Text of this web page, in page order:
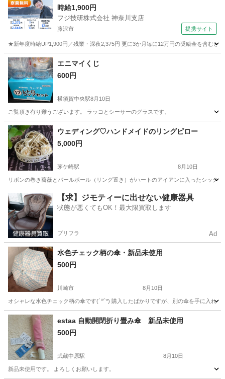
時給1,900円
フジ技研株式会社 神奈川支店
藤沢市 提携サイト
★新年度時給UP1,900円／残業・深夜2,375円 更に3か月毎に12万円の奨励金を含む
神奈川 藤沢市 その他
エニマイくじ
600円
横須賀中央駅8月10日
ご覧頂き有り難うございます。 ラッコとシーサーのグラスです。
神奈川 横須賀市 横須賀中央駅 食器 ラッコ
ウェディング♡ハンドメイドのリングピロー
5,000円
茅ケ崎駅 8月10日
リボンの巻き薔薇とパールボール（リング置き）がハートのアイアンに入ったシック
神奈川 茅ヶ崎市 茅ケ崎駅 冠婚葬祭 リングピロー
【求】ジモティーに出せない健康器具
状態が悪くてもOK！最大限買取します
プリフラ Ad
水色チェック柄の傘・新品未使用
500円
川崎市 8月10日
オシャレな水色チェック柄の傘です(´꒳`*) 購入したばかりですが、別の傘を手に入
神奈川 川崎市 その他 チェック柄
estaa 自動開閉折り畳み傘 新品未使用
500円
武蔵中原駅 8月10日
新品未使用です。 よろしくお願いします。